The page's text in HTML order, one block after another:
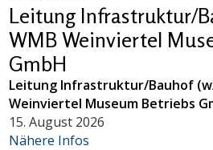
Leitung Infrastruktur/
WMB Weinviertel
GmbH
Leitung Infrastruktur/Bauhof
Weinviertel Museum Betriebs
15. August 2026
Nähere Infos